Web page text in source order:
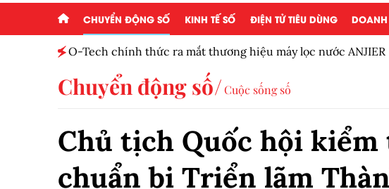
CHUYỂN ĐỘNG SỐ KINH TẾ SỐ ĐIỆN TỬ TIÊU DÙNG DOANH
O-Tech chính thức ra mắt thương hiệu máy lọc nước ANJIER
Chuyển động số Cuộc sống số
Chủ tịch Quốc hội kiểm
chuẩn bị Triển lãm